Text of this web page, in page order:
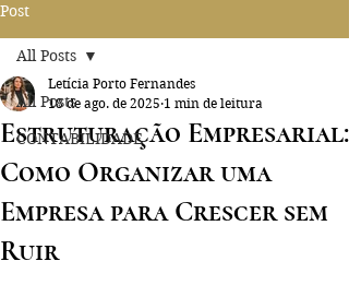
Post
All Posts
CONTABILIDADE
All Posts
Estruturação Empresarial:
Como Organizar uma
Empresa para Crescer sem
Ruir
Letícia Porto Fernandes
18 de ago. de 2025 1 min de leitura